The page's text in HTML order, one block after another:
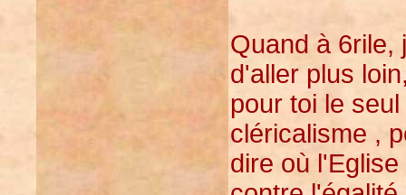
Quand à 6rile,
d'aller plus
pour toi le
cléricalisme ,
dire où